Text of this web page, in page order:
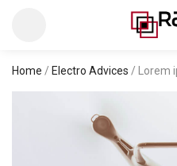
Home / Electro Advices / Lorem